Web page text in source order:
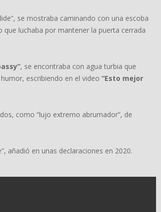
se mostraba caminando con una escoba
luchaba por mantener la puerta cerrada
, se encontraba con agua turbia que
escribiendo en el video “Esto mejor
como “lujo extremo abrumador”, de
añadió en unas declaraciones en 2020.